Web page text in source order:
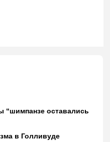
“шимпанзе оставались
в Голливуде